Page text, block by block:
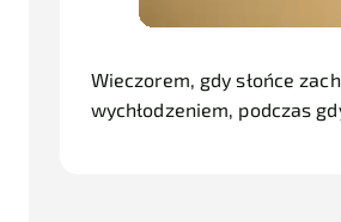
Wieczorem, gdy słońce
wychłodzeniem, podczas